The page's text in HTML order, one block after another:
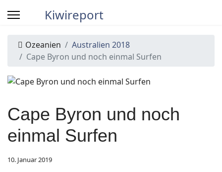
Kiwireport
Ozeanien
Australien 2018
Cape Byron und noch einmal Surfen
Cape Byron und noch
einmal Surfen
10. Januar 2019